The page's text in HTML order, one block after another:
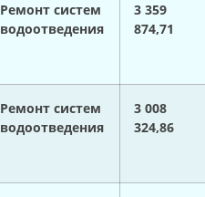
Ремонт систем
водоотведения
3 359
874,71
Ремонт систем
водоотведения
3 008
324,86